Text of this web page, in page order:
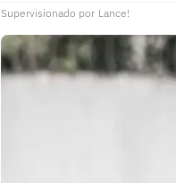
Supervisionado por Lance!